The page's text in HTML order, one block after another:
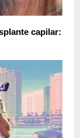
capilar: